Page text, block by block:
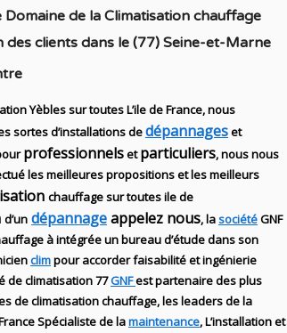
de la Climatisation chauffage
des clients dansle (77) Seine-et-Marne
Yèbles sur toutes L’ile de France, nous
sortes d’installationsdedépannageset
professionnelsetparticuliers, nous nous
les meilleures propositions et les meilleurs
chauffage sur toutes ile de
d’un dépannageappelez nous, lasociétéGNF
à intégrée un bureau d’étude dans son
climpour accorder faisabilité et ingénierie
de climatisation 77GNFest partenaire des plus
declimatisation chauffage, les leadersde la
Spécialiste de lamaintenance, L’installationet